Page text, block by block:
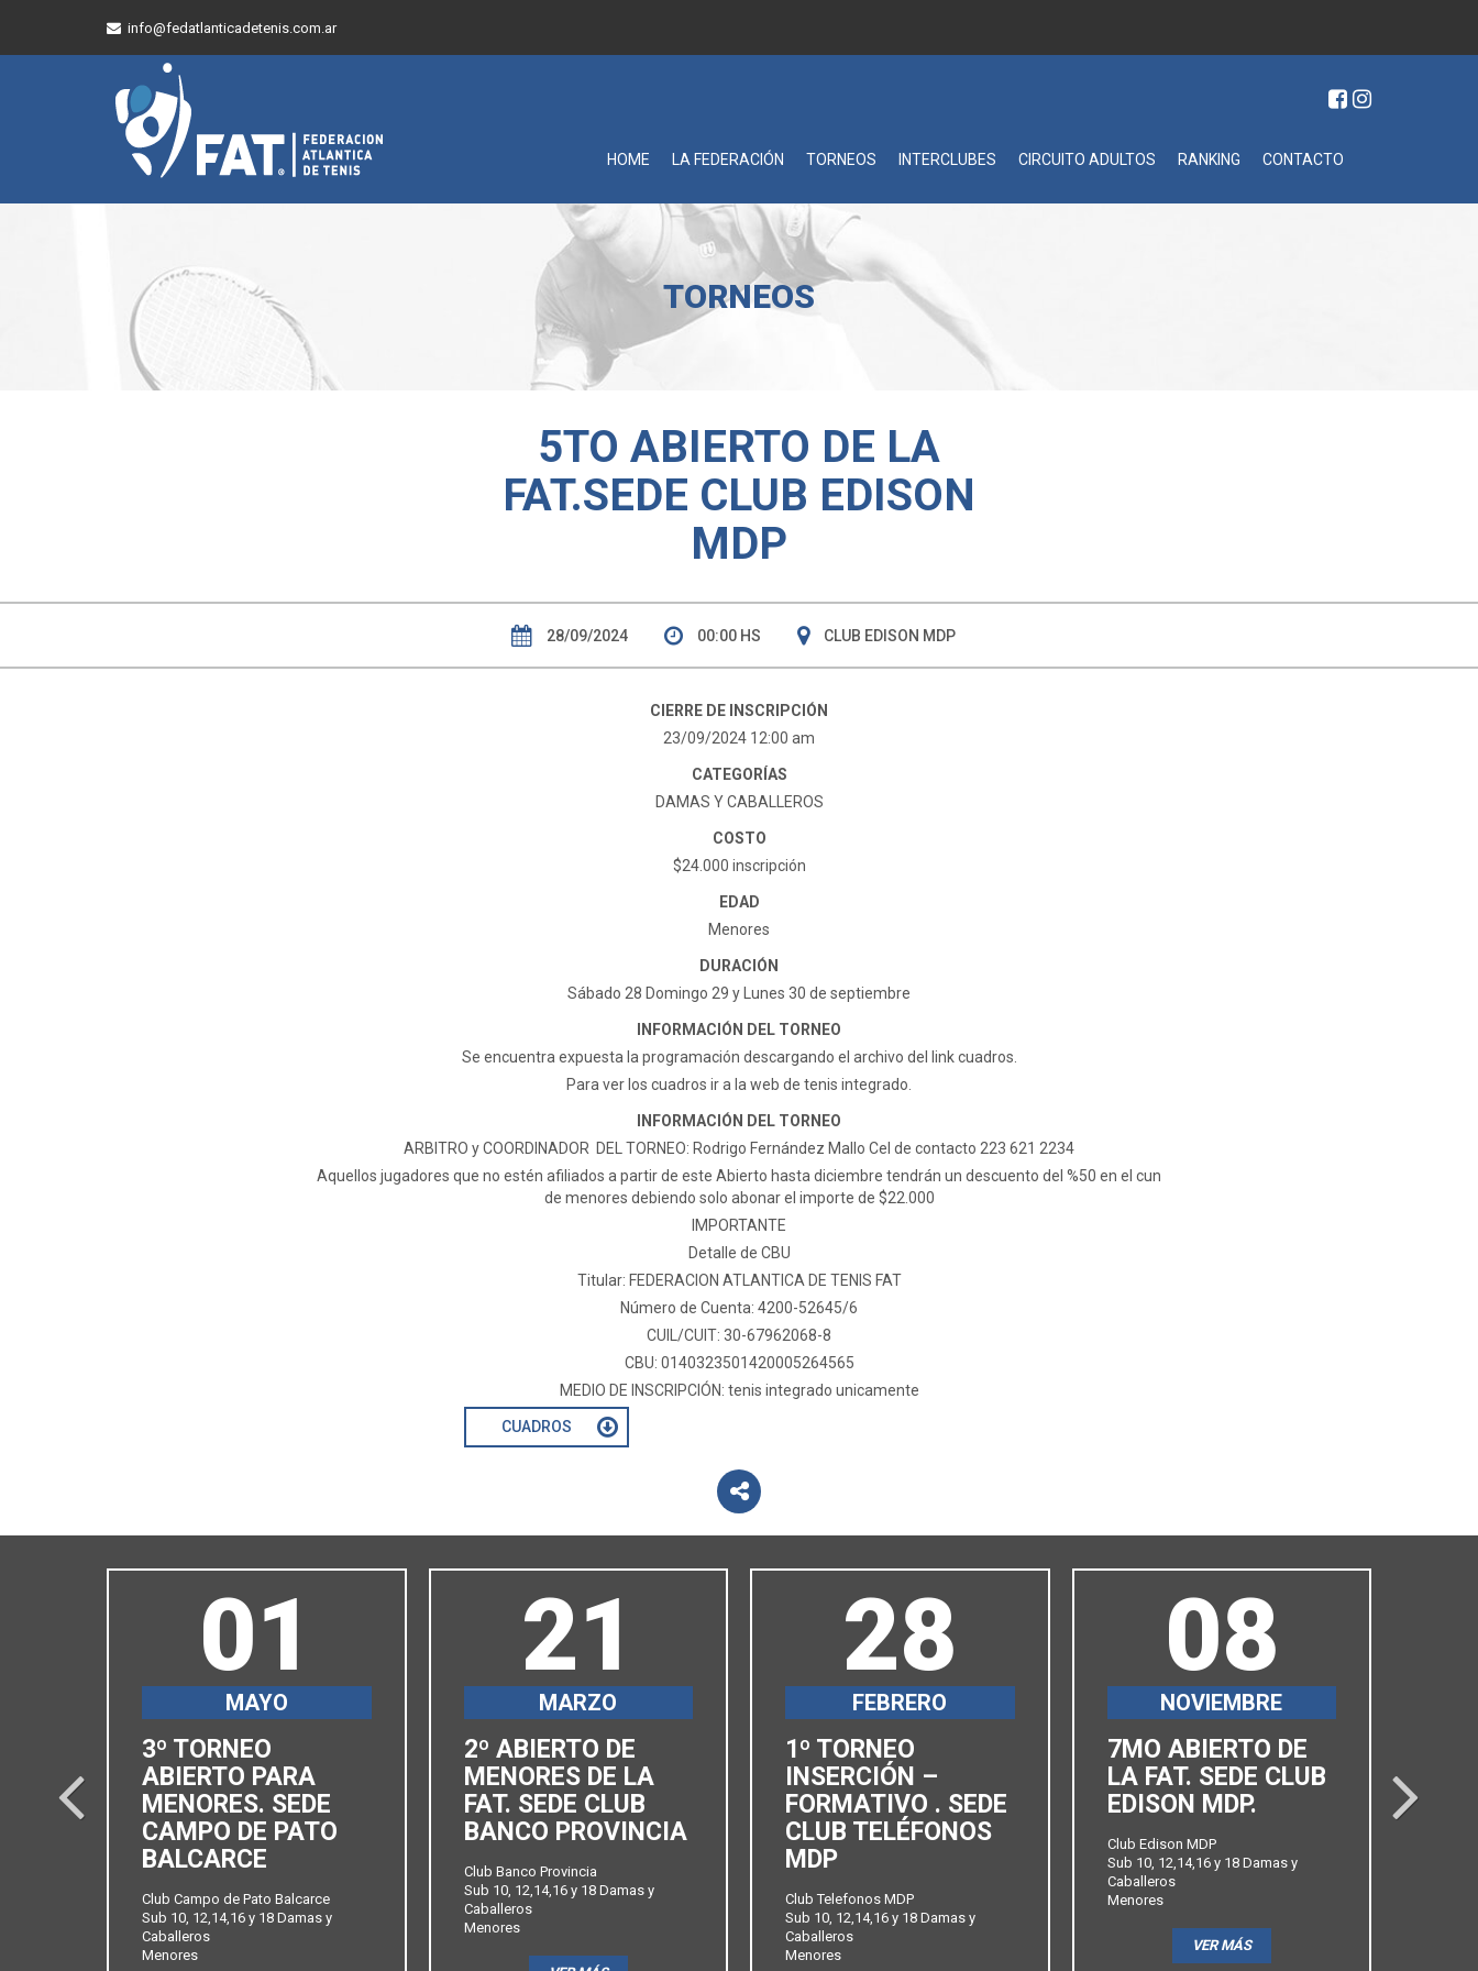
info@fedatlanticadetenis.com.ar
HOME LA FEDERACIÓN TORNEOS INTERCLUBES CIRCUITO ADULTOS RANKING CONTACTO
TORNEOS
5TO ABIERTO DE LA
FAT.SEDE CLUB EDISON
MDP
28/09/2024 00:00 HS CLUB EDISON MDP
CIERRE DE INSCRIPCIÓN
23/09/2024 12:00 am
CATEGORÍAS
DAMAS Y CABALLEROS
COSTO
$24.000 inscripción
EDAD
Menores
DURACIÓN
Sábado 28 Domingo 29 y Lunes 30 de septiembre
INFORMACIÓN DEL TORNEO
Se encuentra expuesta la programación descargando el archivo del link cuadros.
Para ver los cuadros ir a la web de tenis integrado.
INFORMACIÓN DEL TORNEO
ARBITRO y COORDINADOR DEL TORNEO: Rodrigo Fernández Mallo Cel de contacto 223 621 2234
Aquellos jugadores que no estén afiliados a partir de este Abierto hasta diciembre tendrán un descuento del %50 en el cun
de menores debiendo solo abonar el importe de $22.000
IMPORTANTE
Detalle de CBU
Titular: FEDERACION ATLANTICA DE TENIS FAT
Número de Cuenta: 4200-52645/6
CUIL/CUIT: 30-67962068-8
CBU: 0140323501420005264565
MEDIO DE INSCRIPCIÓN: tenis integrado unicamente
CUADROS
01
MAYO
3º TORNEO
ABIERTO PARA
MENORES. SEDE
CAMPO DE PATO
BALCARCE
Club Campo de Pato Balcarce
Sub 10, 12,14,16 y 18 Damas y
Caballeros
Menores
21
MARZO
2º ABIERTO DE
MENORES DE LA
FAT. SEDE CLUB
BANCO PROVINCIA
Club Banco Provincia
Sub 10, 12,14,16 y 18 Damas y
Caballeros
Menores
28
FEBRERO
1º TORNEO
INSERCIÓN –
FORMATIVO . SEDE
CLUB TELÉFONOS
MDP
Club Telefonos MDP
Sub 10, 12,14,16 y 18 Damas y
Caballeros
Menores
08
NOVIEMBRE
7MO ABIERTO DE
LA FAT. SEDE CLUB
EDISON MDP.
Club Edison MDP
Sub 10, 12,14,16 y 18 Damas y
Caballeros
Menores
VER MÁS